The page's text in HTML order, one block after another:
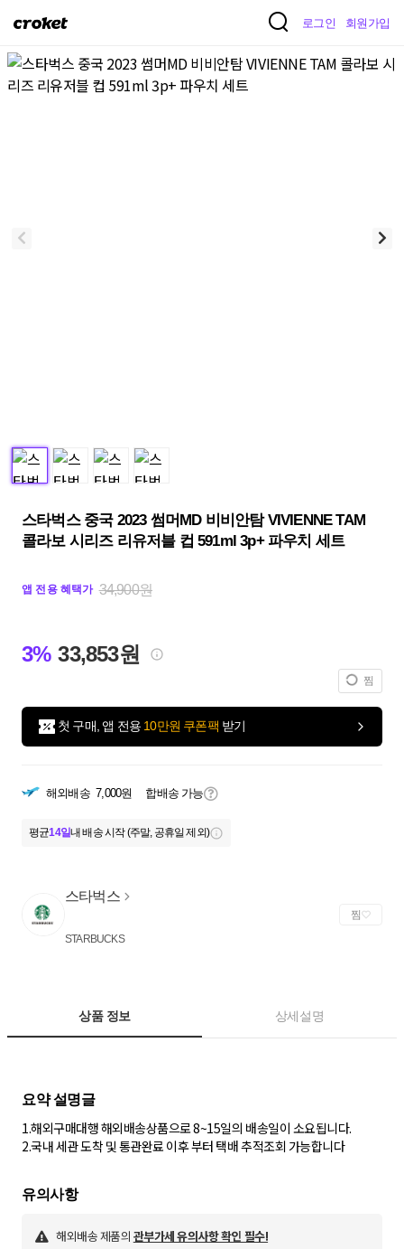
크
켓
로그인 회원가입
스타벅스 중국 2023 썸머MD 비비안탐 VIVIENNE TAM
콜라보 시리즈 리유저블 컵 591ml 3p+ 파우치 세트
앱 전용 혜택가 34,900원
3% 33,853원
찜
첫 구매, 앱 전용 10만원 쿠폰팩 받기
해외배송 7,000원 합배송 가능
평균14일내 배송 시작 (주말, 공휴일 제외)
스타벅스
STARBUCKS
찜
상품 정보 상세설명
요약 설명글
1.해외구매대행 해외배송상품으로 8~15일의 배송일이 소요됩니다.
2.국내 세관 도착 및 통관완료 이후 부터 택배 추적조회 가능합니다
유의사항
해외배송 제품의 관부가세 유의사항 확인 필수!